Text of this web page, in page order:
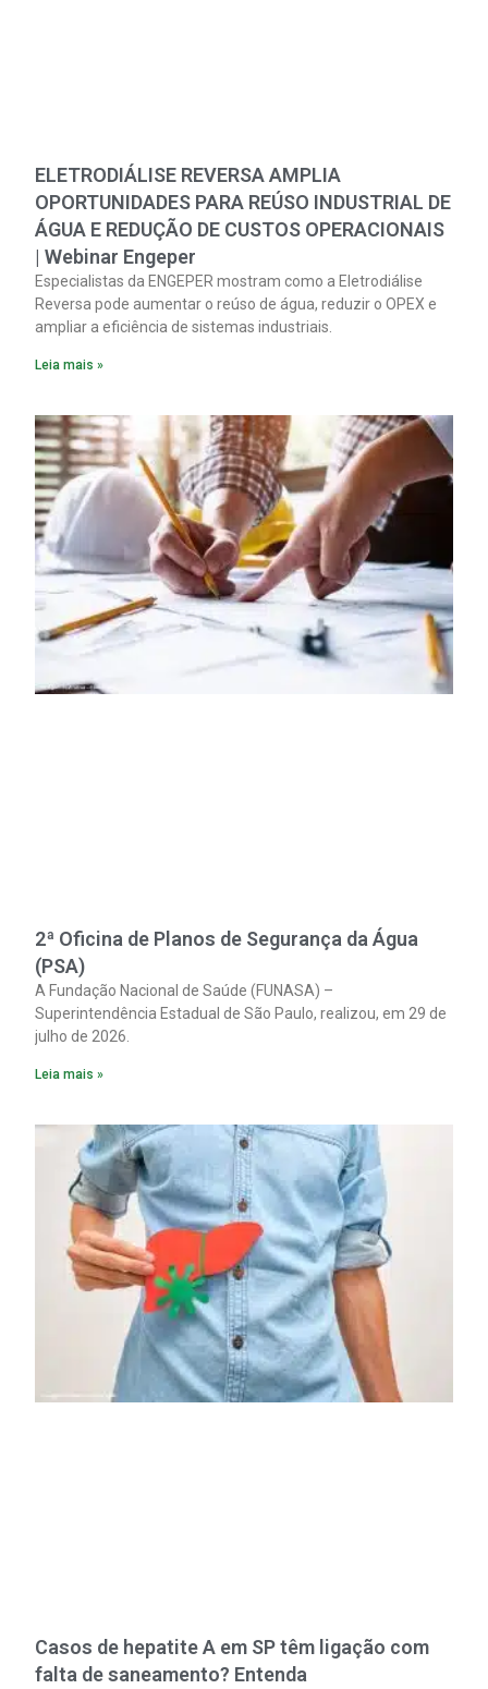
ELETRODIÁLISE REVERSA AMPLIA
OPORTUNIDADES PARA REÚSO INDUSTRIAL DE
ÁGUA E REDUÇÃO DE CUSTOS OPERACIONAIS
| Webinar Engeper
Especialistas da ENGEPER mostram como a Eletrodiálise
Reversa pode aumentar o reúso de água, reduzir o OPEX e
ampliar a eficiência de sistemas industriais.
Leia mais »
2ª Oficina de Planos de Segurança da Água
(PSA)
A Fundação Nacional de Saúde (FUNASA) –
Superintendência Estadual de São Paulo, realizou, em 29 de
julho de 2026.
Leia mais »
Casos de hepatite A em SP têm ligação com
falta de saneamento? Entenda